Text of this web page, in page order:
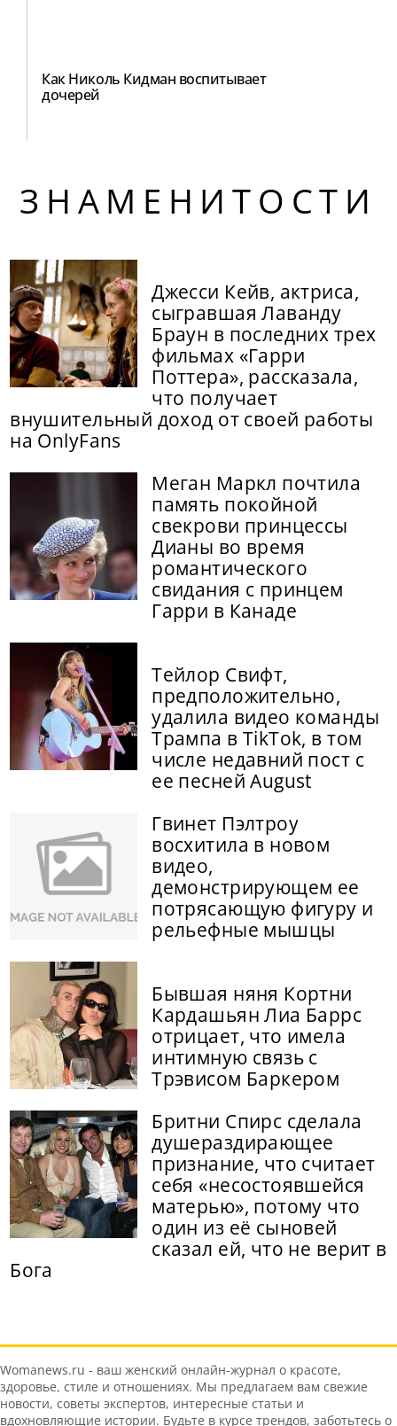
Как Николь Кидман воспитывает
дочерей
ЗНАМЕНИТОСТИ
Джесси Кейв, актриса,
сыгравшая Лаванду
Браун в последних трех
фильмах «Гарри
Поттера», рассказала,
что получает
внушительный доход от своей работы
на OnlyFans
Меган Маркл почтила
память покойной
свекрови принцессы
Дианы во время
романтического
свидания с принцем
Гарри в Канаде
Тейлор Свифт,
предположительно,
удалила видео команды
Трампа в TikTok, в том
числе недавний пост с
ее песней August
Гвинет Пэлтроу
восхитила в новом
видео,
демонстрирующем ее
потрясающую фигуру и
рельефные мышцы
Бывшая няня Кортни
Кардашьян Лиа Баррс
отрицает, что имела
интимную связь с
Трэвисом Баркером
Бритни Спирс сделала
душераздирающее
признание, что считает
себя «несостоявшейся
матерью», потому что
один из её сыновей
сказал ей, что не верит в
Бога
Womanews.ru - ваш женский онлайн-журнал о красоте,
здоровье, стиле и отношениях. Мы предлагаем вам свежие
новости, советы экспертов, интересные статьи и
вдохновляющие истории. Будьте в курсе трендов, заботьтесь о